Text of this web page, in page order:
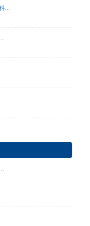
...